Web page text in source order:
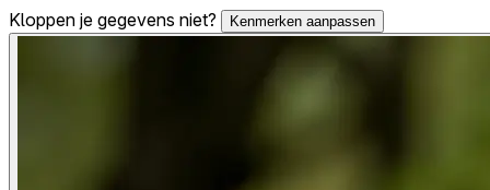
Kloppen je gegevens niet?
Kenmerken aanpassen